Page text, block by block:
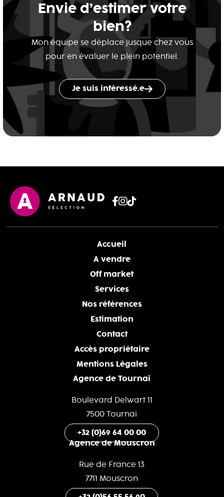
Envie d’estimer votre
bien?
Mon équipe se déplace jusque chez vous
pour en évaluer le plein potentiel.
Je suis intéressé.e
Accueil
A vendre
Off market
Services
Nos références
Estimation
Contact
Accès propriétaire
Mentions Légales
Agence de Tournai
Boulevard Delwart 11
7500 Tournai
+32 (0)69 64 00 00
Agence de Mouscron
Rue de France 13
7711 Mouscron